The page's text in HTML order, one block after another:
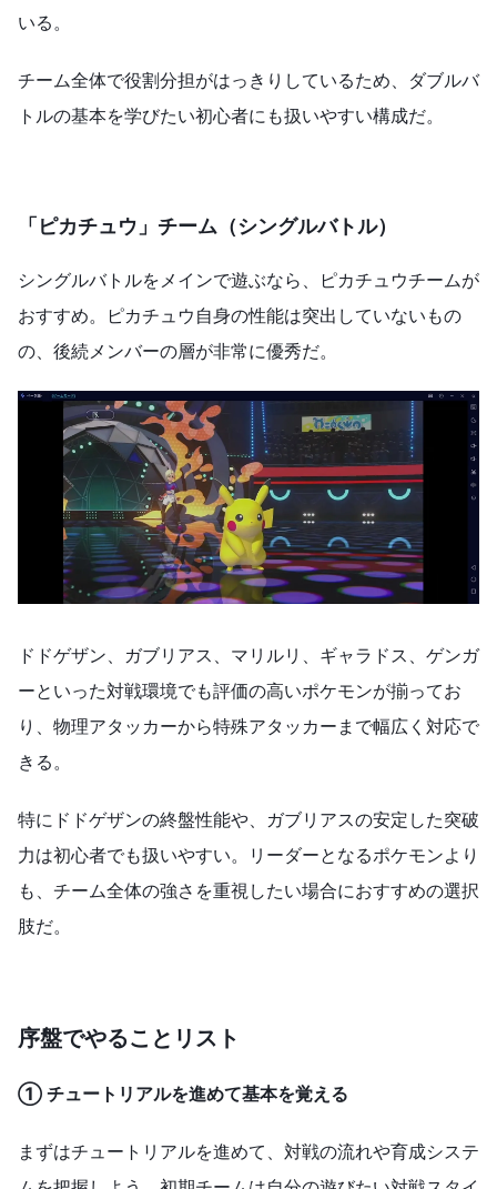
いる。
チーム全体で役割分担がはっきりしているため、ダブルバ
トルの基本を学びたい初心者にも扱いやすい構成だ。
「ピカチュウ」チーム（シングルバトル）
シングルバトルをメインで遊ぶなら、ピカチュウチームが
おすすめ。ピカチュウ自身の性能は突出していないもの
の、後続メンバーの層が非常に優秀だ。
ドドゲザン、ガブリアス、マリルリ、ギャラドス、ゲンガ
ーといった対戦環境でも評価の高いポケモンが揃ってお
り、物理アタッカーから特殊アタッカーまで幅広く対応で
きる。
特にドドゲザンの終盤性能や、ガブリアスの安定した突破
力は初心者でも扱いやすい。リーダーとなるポケモンより
も、チーム全体の強さを重視したい場合におすすめの選択
肢だ。
序盤でやることリスト
① チュートリアルを進めて基本を覚える
まずはチュートリアルを進めて、対戦の流れや育成システ